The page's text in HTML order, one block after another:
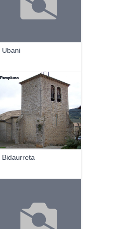
Ubani
Bidaurreta
Pampluno